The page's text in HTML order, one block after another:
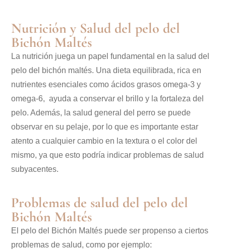
Nutrición y Salud del pelo del
Bichón Maltés
La nutrición juega un papel fundamental en la salud del
pelo del bichón maltés. Una dieta equilibrada, rica en
nutrientes esenciales como ácidos grasos omega-3 y
omega-6, ayuda a conservar el brillo y la fortaleza del
pelo. Además, la salud general del perro se puede
observar en su pelaje, por lo que es importante estar
atento a cualquier cambio en la textura o el color del
mismo, ya que esto podría indicar problemas de salud
subyacentes.
Problemas de salud del pelo del
Bichón Maltés
El pelo del Bichón Maltés puede ser propenso a ciertos
problemas de salud, como por ejemplo: